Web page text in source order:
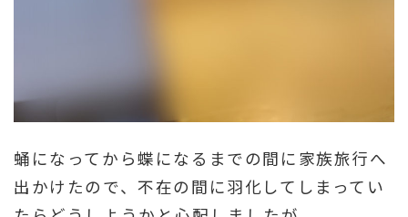
蛹になってから蝶になるまでの間に家族旅行へ
出かけたので、不在の間に羽化してしまってい